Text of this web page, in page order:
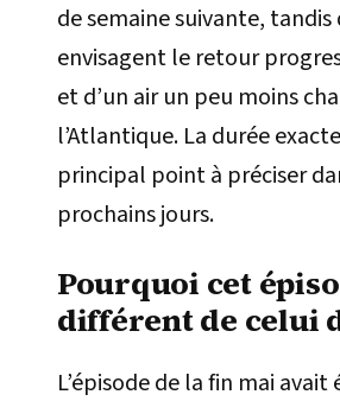
de semaine suivante, tandis
envisagent le retour
et d’un air un peu moins
l’Atlantique. La durée
principal point à préciser
prochains jours.
Pourquoi cet
différent de celui
L’épisode de la fin mai